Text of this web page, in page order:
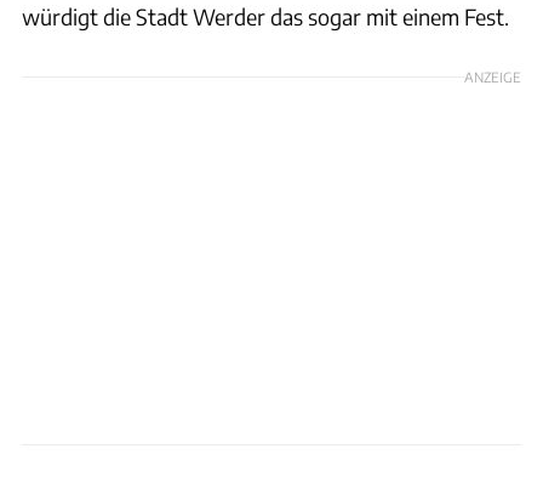
würdigt die Stadt Werder das sogar mit einem Fest.
ANZEIGE